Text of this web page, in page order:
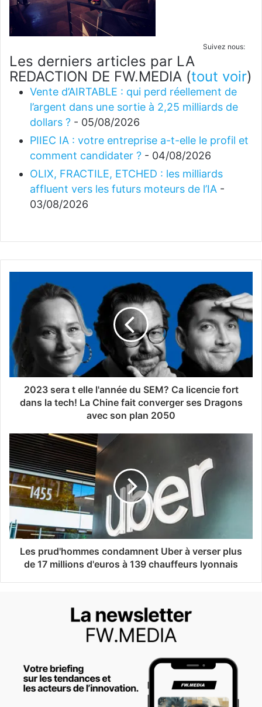
Suivez nous:
Les derniers articles par LA
REDACTION DE FW.MEDIA (tout voir)
Vente d’AIRTABLE : qui perd réellement de
l’argent dans une sortie à 2,25 milliards de
dollars ? - 05/08/2026
PIIEC IA : votre entreprise a-t-elle le profil et
comment candidater ? - 04/08/2026
OLIX, FRACTILE, ETCHED : les milliards
affluent vers les futurs moteurs de l’IA -
03/08/2026
2023 sera t elle l'année du SEM? Ca licencie fort
dans la tech! La Chine fait converger ses Dragons
avec son plan 2050
Les prud'hommes condamnent Uber à verser plus
de 17 millions d'euros à 139 chauffeurs lyonnais